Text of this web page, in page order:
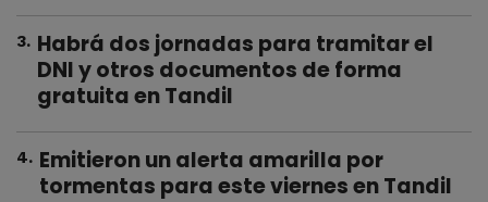
3. Habrá dos jornadas para tramitar el
DNI y otros documentos de forma
gratuita en Tandil
4. Emitieron un alerta amarilla por
tormentas para este viernes en Tandil